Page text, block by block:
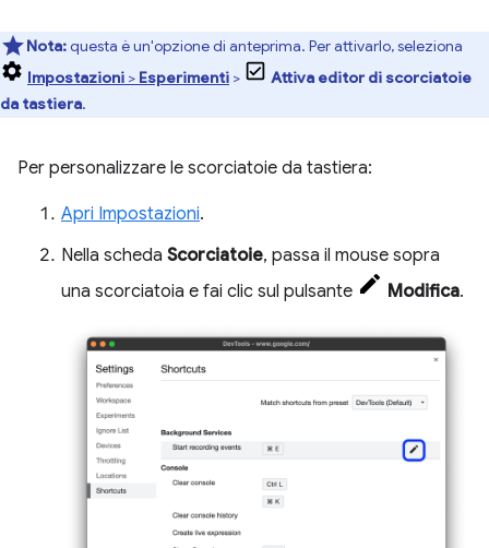
Nota:questa è un'opzione di anteprima. Per attivarlo, seleziona
Impostazioni > Esperimenti >
Attiva editor di scorciatoie
da tastiera.
Per personalizzare le scorciatoie da tastiera:
Apri Impostazioni.
Nella scheda Scorciatoie, passa il mouse sopra
una scorciatoia e fai clic sul pulsante
Modifica.